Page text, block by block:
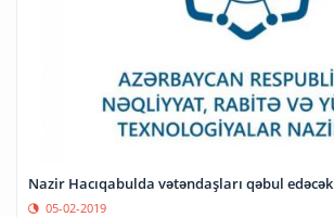
Nazir Hacıqabulda vətəndaşları qəbul edəcək
05-02-2019